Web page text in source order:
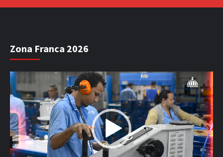
Zona Franca 2026
Reproductor
de
vídeo